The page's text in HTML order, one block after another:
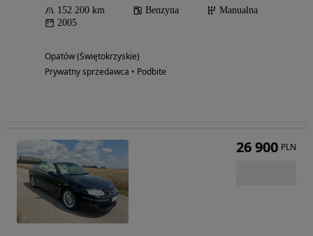
152 200 km Benzyna
Manualna
2005
Opatów (Świętokrzyskie)
Prywatny sprzedawca • Podbite
26 900 PLN